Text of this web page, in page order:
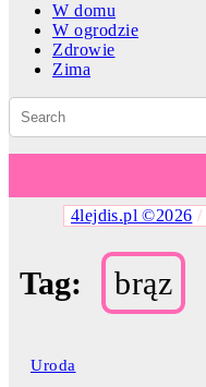
W domu
W ogrodzie
Zdrowie
Zima
4lejdis.pl ©2026 /
Tag: brąz
Uroda